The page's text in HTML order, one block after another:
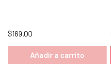
$169.00
Añadir a carrito